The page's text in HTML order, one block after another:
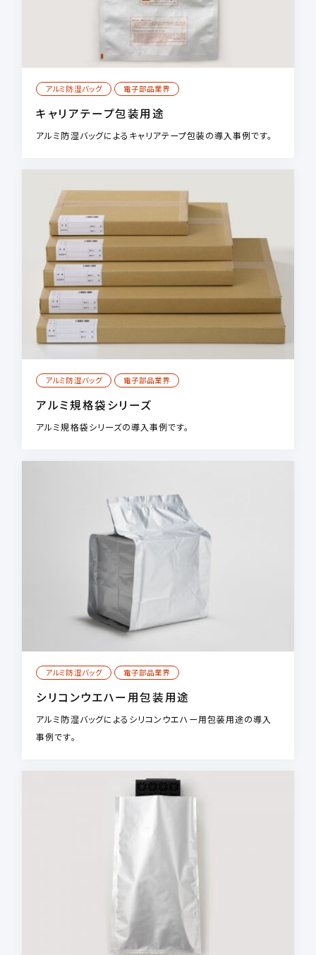
アルミ防湿バッグ 電子部品業界
キャリアテープ包装用途
アルミ防湿バッグによるキャリアテープ包装の導入事例です。
アルミ防湿バッグ 電子部品業界
アルミ規格袋シリーズ
アルミ規格袋シリーズの導入事例です。
アルミ防湿バッグ 電子部品業界
シリコンウエハー用包装用途
アルミ防湿バッグによるシリコンウエハー用包装用途の導入
事例です。